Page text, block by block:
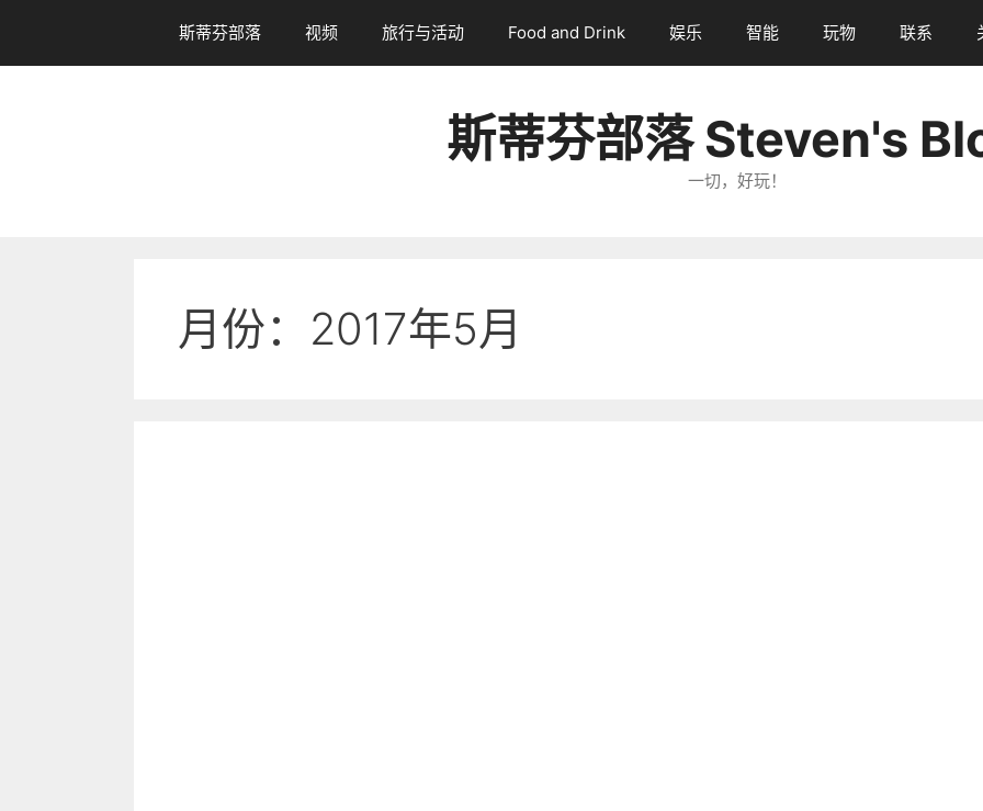
到
斯蒂芬部落 视频 旅行与活动 Food and Drink 娱乐 智能 玩物 联系
斯蒂芬部落 Steven's
一切，好玩！
月份：2017年5月